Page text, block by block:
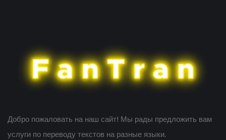
Добро пожаловать на наш сайт! Мы рады предложить вам
услуги по переводу текстов на разные языки.